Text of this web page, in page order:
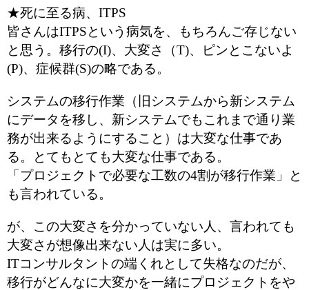
★死に至る病、ITPS
皆さんはITPSという病気を、もちろんご存じない
と思う。移行の(I)、大変さ（T)、ピンとこないよ
(P)、症候群(S)の略である。
システムの移行作業（旧システムから新システム
にデータを移し、新システムでもこれまで通り業
務が出来るようにすること）は大変な仕事であ
る。とてもとても大変な仕事である。
「プロジェクトで必要な工数の4割が移行作業」と
も言われている。
が、この大変さを分かっていない人、言われても
大変さが想像出来ない人は実に多い。
ITコンサルタントの端くれとして失格なのだが、
移行がどんなに大変かを一緒にプロジェクトをや